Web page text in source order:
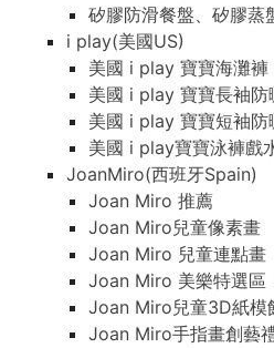
矽膠防滑餐盤、矽膠蒸
i play(美國US)
美國 i play 寶寶海灘褲
美國 i play 寶寶長袖防
美國 i play 寶寶短袖防
美國 i play寶寶泳褲戲
JoanMiro(西班牙Spain)
Joan Miro 推薦
Joan Miro兒童像素畫
Joan Miro 兒童連點畫
Joan Miro 美樂特選區
Joan Miro兒童3D紙模
Joan Miro手指畫創藝